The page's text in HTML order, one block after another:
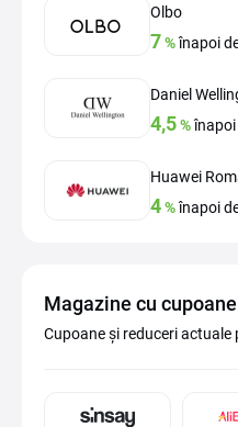
Olbo
7%înapoi
Daniel
4,5%
Huawei
4%înapoi
Magazine cu
Cupoane și reduceri